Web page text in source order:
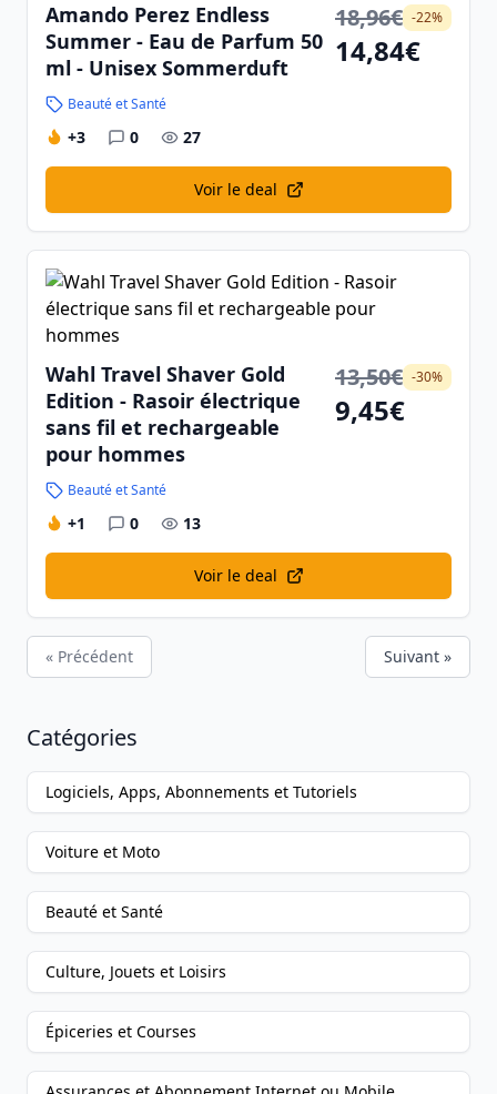
Amando Perez Endless
Summer - Eau de Parfum 50
ml - Unisex Sommerduft
Beauté et Santé
18,96€ -22%
14,84€
+3 0 27
Voir le deal
Wahl Travel Shaver Gold
Edition - Rasoir électrique
sans fil et rechargeable
pour hommes
Beauté et Santé
13,50€ -30%
9,45€
+1 0 13
Voir le deal
« Précédent Suivant »
Catégories
Logiciels, Apps, Abonnements et Tutoriels
Voiture et Moto
Beauté et Santé
Culture, Jouets et Loisirs
Épiceries et Courses